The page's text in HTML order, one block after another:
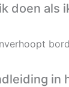
doen als
in